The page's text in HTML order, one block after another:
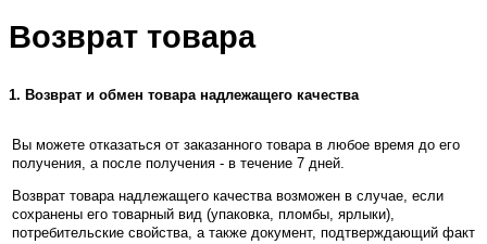
Возврат товара
1. Возврат и обмен товара надлежащего качества
Вы можете отказаться от заказанного товара в любое время до его
получения, а после получения - в течение 7 дней.
Возврат товара надлежащего качества возможен в случае, если
сохранены его товарный вид (упаковка, пломбы, ярлыки),
потребительские свойства, а также документ, подтверждающий факт